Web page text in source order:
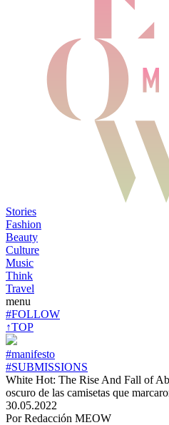
Stories
Fashion
Beauty
Culture
Music
Think
Travel
menu
#FOLLOW
↑TOP
#manifesto
#SUBMISSIONS
White Hot: The Rise And Fall of
oscuro de las camisetas que
30.05.2022
Por Redacción MEOW